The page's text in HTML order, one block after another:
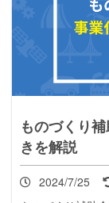
ものづくり
きを解説
2024/7/25